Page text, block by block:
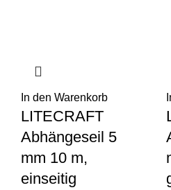
In den Warenkorb
LITECRAFT
Abhängeseil 5
mm 10 m,
einseitig